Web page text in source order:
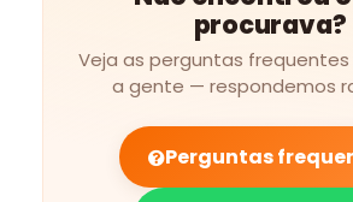
procurava?
Veja as perguntas
a gente — respondemos
Perguntas